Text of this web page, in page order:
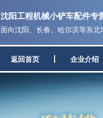
沈阳工程机械小铲车配件专
面向沈阳、长春、哈尔滨等东
返回首页 企业介绍